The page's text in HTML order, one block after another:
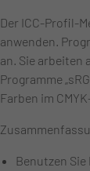
Der ICC-Profil-
anwenden.
an. Sie
Programme
Farben im
Benutzen